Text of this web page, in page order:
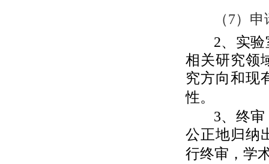
（7）申
2、实
相关研究领
究方向和现
性。
3、终
公正地归纳
行终审，学